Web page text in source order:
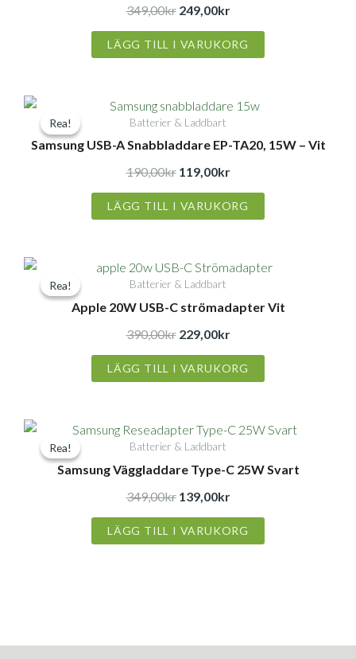
349,00kr 249,00kr
LÄGG TILL I VARUKORG
Rea!
Rea! Batterier & Laddbart
Samsung USB-A Snabbladdare EP-TA20, 15W – Vit
190,00kr
Det
ursprungliga
priset
var:
119,00kr
Det
priset
LÄGG TILL I VARUKORG
Rea!
Rea! Batterier & Laddbart
Apple 20W USB-C strömadapter Vit
390,00kr
Det
ursprungliga
priset
var:
229,00kr
Det
priset
LÄGG TILL I VARUKORG
Rea!
Rea! Batterier & Laddbart
Samsung Väggladdare Type-C 25W Svart
349,00kr
Det
ursprungliga
priset
var:
139,00kr
Det
priset
LÄGG TILL I VARUKORG